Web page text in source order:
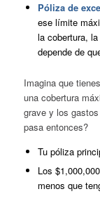
Póliza de
ese límite
la cobertura,
depende de
Imagina que
una cobertura
grave y los
pasa entonces?
Tu póliza
Los
menos que